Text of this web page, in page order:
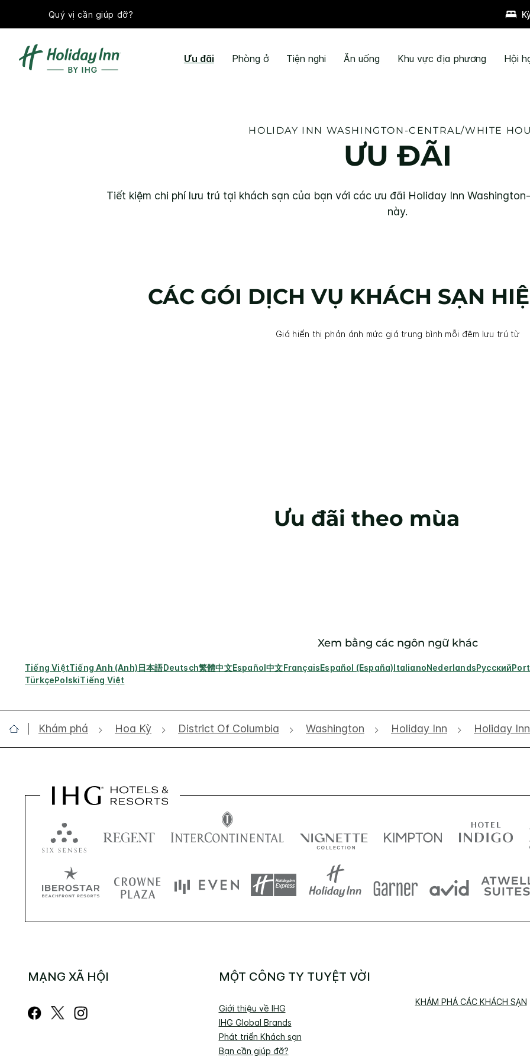
Quý vị cần giúp đỡ?
Ưu đãi Phòng ở Tiện nghi Ăn uống Khu vực địa phương Hội
HOLIDAY INN WASHINGTON-CENTRAL/WHITE
ƯU ĐÃI
Tiết kiệm chi phí lưu trú tại khách sạn của bạn với các ưu đãi Holiday Inn
này.
CÁC GÓI DỊCH VỤ KHÁCH SẠN
Giá hiển thị phản ánh mức giá trung bình mỗi đêm lưu trú từ
Ưu đãi theo mùa
Xem bằng các ngôn ngữ khác
Tiếng ViệtTiếng Anh (Anh)日本語Deutsch繁體中文Español中文FrançaisEspañol (España)ItalianoNederlandsРусский
TürkçePolskiTiếng Việt
Khám phá Hoa Kỳ District Of Columbia Washington Holiday Inn Holiday
MẠNG XÃ HỘI MỘT CÔNG TY TUYỆT VỜI
Giới thiệu về IHG
IHG Global Brands
Phát triển Khách sạn
Bạn cần giúp đỡ?
KHÁM PHÁ CÁC KHÁCH SẠN